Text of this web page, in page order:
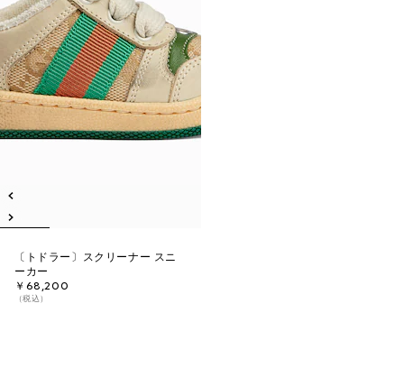
〔トドラー〕スクリーナー スニ
ーカー
￥68,200
（税込）